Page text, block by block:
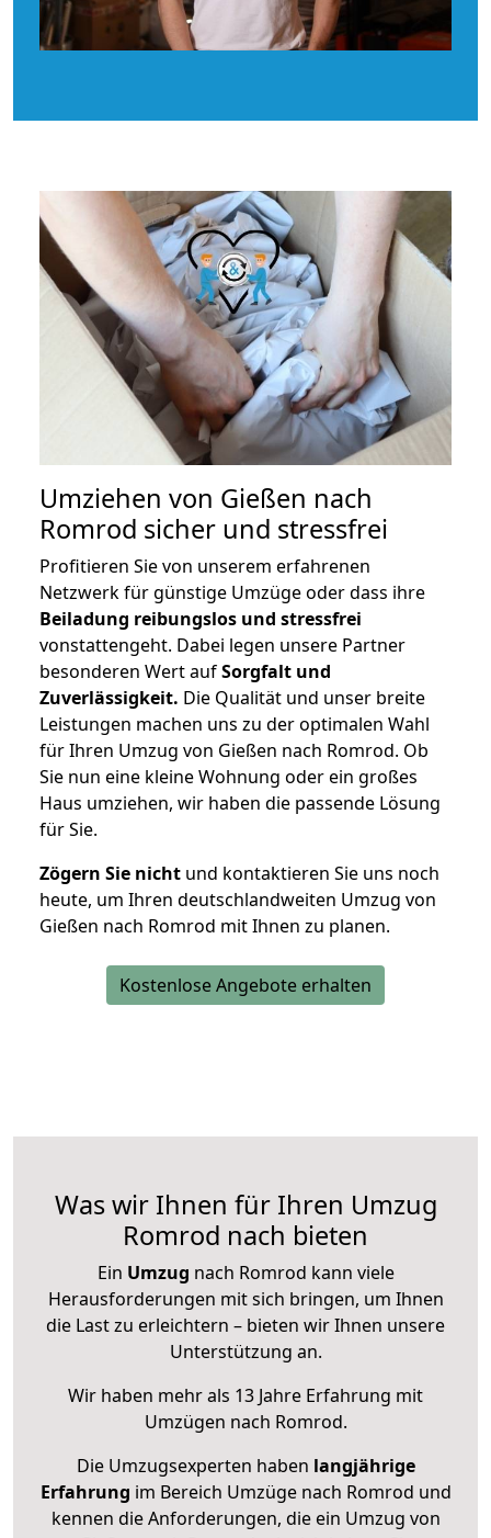
Umziehen von Gießen nach
Romrod sicher und stressfrei
Profitieren Sie von unserem erfahrenen
Netzwerk für günstige Umzüge oder dass ihre
Beiladung reibungslos und stressfrei
vonstattengeht. Dabei legen unsere Partner
besonderen Wert aufSorgfalt und
Zuverlässigkeit. Die Qualität und unser breite
Leistungen machen uns zu der optimalen Wahl
für Ihren Umzug von Gießen nach Romrod. Ob
Sie nun eine kleine Wohnung oder ein großes
Haus umziehen, wir haben die passende Lösung
für Sie.
Zögern Sie nicht und kontaktieren Sie uns noch
heute, um Ihren deutschlandweiten Umzug von
Gießen nach Romrod mit Ihnen zu planen.
Kostenlose Angebote erhalten
Was wir Ihnen für Ihren Umzug
Romrod nach bieten
Ein Umzug nach Romrod kann viele
Herausforderungen mit sich bringen, um Ihnen
die Last zu erleichtern – bieten wir Ihnen unsere
Unterstützung an.
Wir haben mehr als 13 Jahre Erfahrung mit
Umzügen nach Romrod.
Die Umzugsexperten haben langjährige
Erfahrung im Bereich Umzüge nach Romrod und
kennen die Anforderungen, die ein Umzug von